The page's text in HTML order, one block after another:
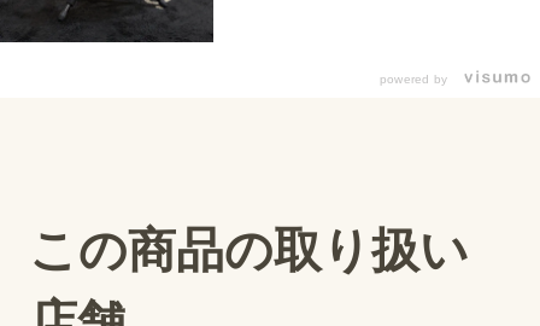
powered by
この商品の取り扱い